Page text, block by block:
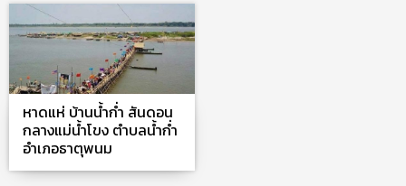
หาดแห่ บ้านน้ำก่ำ สันดอน
กลางแม่น้ำโขง ตำบลน้ำก่ำ
อำเภอธาตุพนม